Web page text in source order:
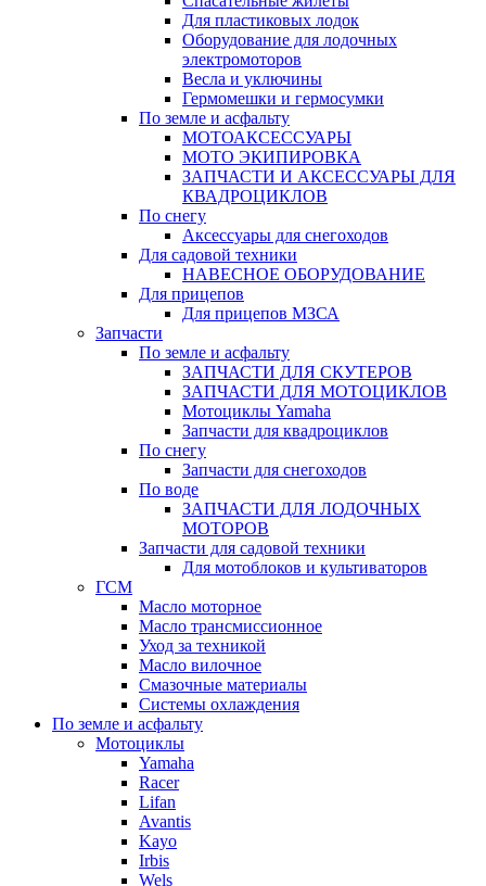
Для пластиковых лодок
Оборудование для лодочных
электромоторов
Весла и уключины
Гермомешки и гермосумки
По земле и асфальту
МОТОАКСЕССУАРЫ
МОТО ЭКИПИРОВКА
ЗАПЧАСТИ И АКСЕССУАРЫ ДЛЯ
КВАДРОЦИКЛОВ
По снегу
Аксессуары для снегоходов
Для садовой техники
НАВЕСНОЕ ОБОРУДОВАНИЕ
Для прицепов
Для прицепов МЗСА
Запчасти
По земле и асфальту
ЗАПЧАСТИ ДЛЯ СКУТЕРОВ
ЗАПЧАСТИ ДЛЯ МОТОЦИКЛОВ
Мотоциклы Yamaha
Запчасти для квадроциклов
По снегу
Запчасти для снегоходов
По воде
ЗАПЧАСТИ ДЛЯ ЛОДОЧНЫХ
МОТОРОВ
Запчасти для садовой техники
Для мотоблоков и культиваторов
ГСМ
Масло моторное
Масло трансмиссионное
Уход за техникой
Масло вилочное
Смазочные материалы
Системы охлаждения
По земле и асфальту
Мотоциклы
Yamaha
Racer
Lifan
Avantis
Kayo
Irbis
Wels